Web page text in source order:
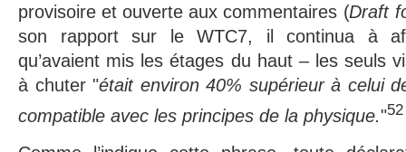
provisoire et ouverte aux commentaires (Draft
son rapport sur le WTC7, il continua à
qu’avaient mis les étages du haut – les seuls
à chuter "était environ 40% supérieur à celui
compatible avec les principes de la physique."52